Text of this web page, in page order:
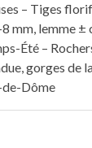
– Tiges
mm, lemme ±
Été –
gorges de
de-Dôme